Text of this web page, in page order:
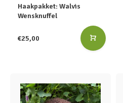
Haakpakket: Walvis
Wensknuffel
€25,00